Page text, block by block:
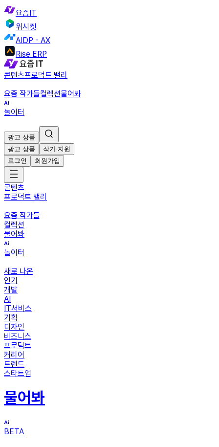
요즘IT
위시켓
AIDP - AX
Rise ERP
콘텐츠프로덕트 밸리
요즘 작가들컬렉션물어봐
놀이터
광고 상품
광고 상품
작가 지원
로그인
회원가입
콘텐츠
프로덕트 밸리
요즘 작가들
컬렉션
물어봐
놀이터
새로 나온
인기
개발
AI
IT서비스
기획
디자인
비즈니스
프로덕트
커리어
트렌드
스타트업
물어봐
BETA